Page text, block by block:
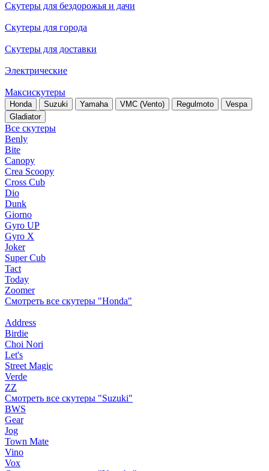
Скутеры для бездорожья и дачи
Скутеры для города
Скутеры для доставки
Электрические
Максискутеры
Honda Suzuki Yamaha VMC (Vento) Regulmoto
Vespa
Gladiator
Все скутеры
Benly
Bite
Canopy
Crea Scoopy
Cross Cub
Dio
Dunk
Giorno
Gyro UP
Gyro X
Joker
Super Cub
Tact
Today
Zoomer
Смотреть все скутеры "Honda"
Address
Birdie
Choi Nori
Let's
Street Magic
Verde
ZZ
Смотреть все скутеры "Suzuki"
BWS
Gear
Jog
Town Mate
Vino
Vox